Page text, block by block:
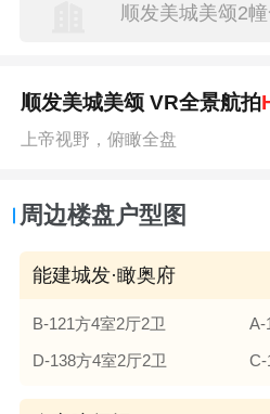
顺发美城美颂2
顺发美城美颂 VR全景航拍
上帝视野，俯瞰全盘
周边楼盘户型图
能建城发·瞰奥府
B-121方4室2厅2卫
A-
D-138方4室2厅2卫
C-